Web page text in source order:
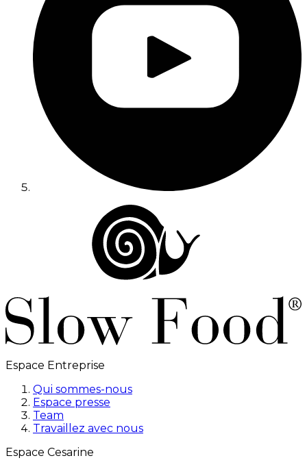
Espace Entreprise
Qui sommes-nous
Espace presse
Team
Travaillez avec nous
Espace Cesarine